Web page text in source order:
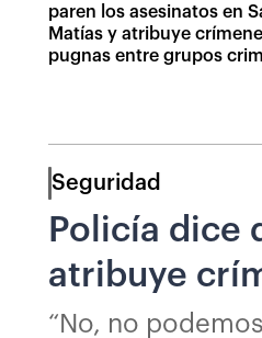
paren los asesinatos en
Matías y atribuye
pugnas entre grupos
Seguridad
Policía dice
atribuye
“No, no